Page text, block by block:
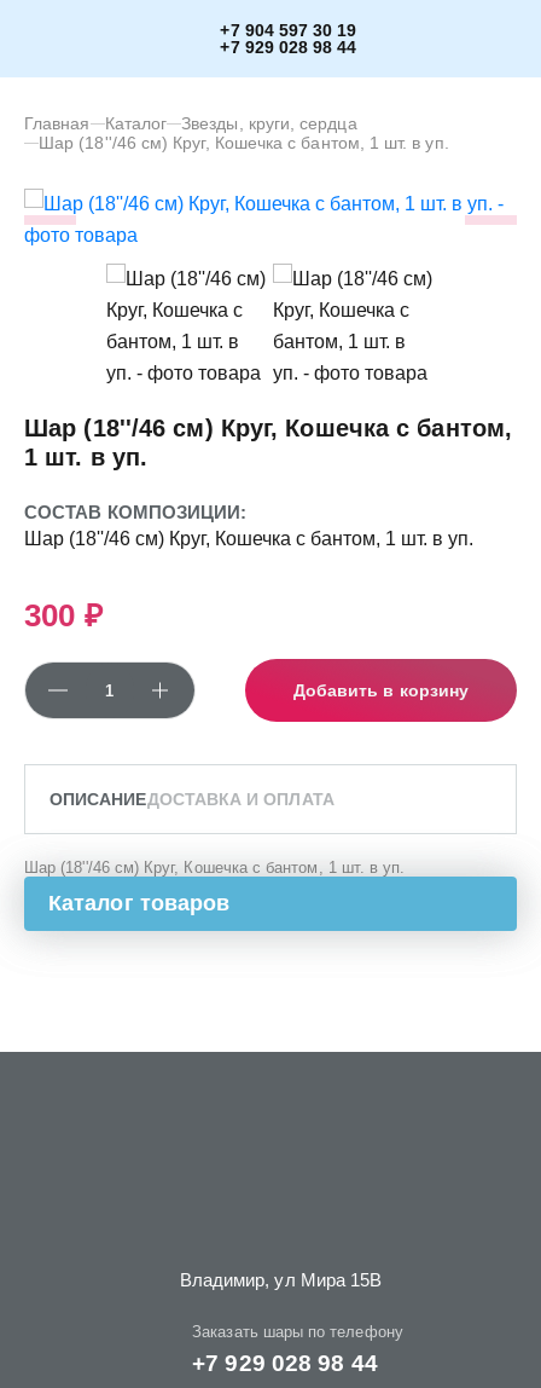
+7 904 597 30 19
+7 929 028 98 44
Главная Каталог
Звезды, круги, сердца
Шар (18''/46 см) Круг, Кошечка с бантом, 1 шт. в уп.
Каталог товаров
Шар (18''/46 см) Круг, Кошечка с бантом,
1 шт. в уп.
СОСТАВ КОМПОЗИЦИИ:
Шар (18''/46 см) Круг, Кошечка с бантом, 1 шт. в уп.
300 ₽
Добавить в корзину
ОПИСАНИЕДОСТАВКА И ОПЛАТА
Шар (18''/46 см) Круг, Кошечка с бантом, 1 шт. в уп.
Владимир, ул Мира 15B
Заказать шары по телефону
+7 929 028 98 44